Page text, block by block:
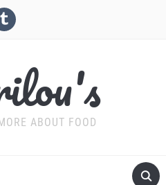
ABOUT FOOD